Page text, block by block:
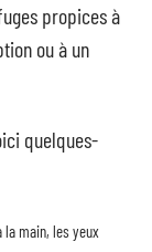
propices à
ou à un
quelques-
la main, les yeux